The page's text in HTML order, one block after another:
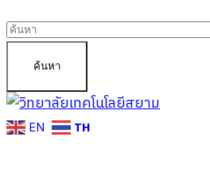
ค้นหา
ค้นหา
EN TH